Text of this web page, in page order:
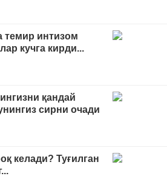
темир интизом
кучга кирди...
қандай
сирни очади
келади? Туғилган